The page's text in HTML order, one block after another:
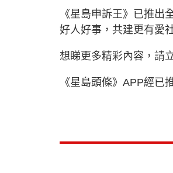
《星島申訴王》已推
好人好事，共建更有愛
想睇更多精彩內容，請
《星島頭條》APP經已